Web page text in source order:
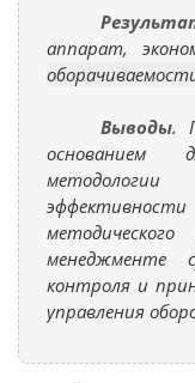
аппарат,
Выводы.
основанием
менеджменте
контроля и
управления